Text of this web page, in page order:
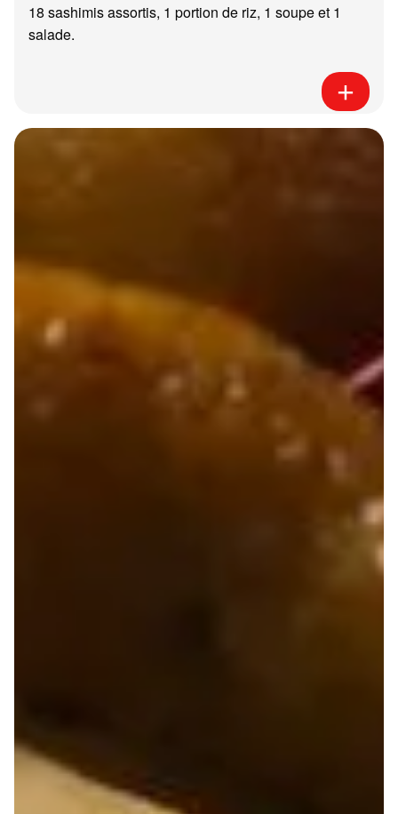
18 sashimis assortis, 1 portion de riz, 1 soupe et 1
salade.